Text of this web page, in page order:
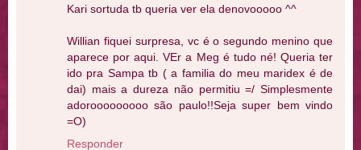
Kari sortuda tb queria ver ela denovooooo ^^
Willian fiquei surpresa, vc é o segundo menino que
aparece por aqui. VEr a Meg é tudo né! Queria ter
ido pra Sampa tb ( a familia do meu maridex é de
dai) mais a dureza não permitiu =/ Simplesmente
adorooooooooo são paulo!!Seja super bem vindo
=O)
Responder